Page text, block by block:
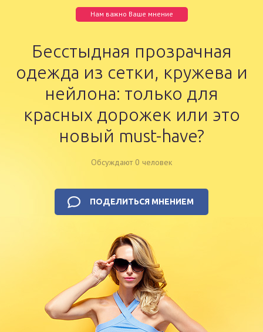
Нам важно Ваше мнение
Бесстыдная прозрачная
одежда из сетки, кружева и
нейлона: только для
красных дорожек или это
новый must-have?
Обсуждают 0 человек
ПОДЕЛИТЬСЯ МНЕНИЕМ